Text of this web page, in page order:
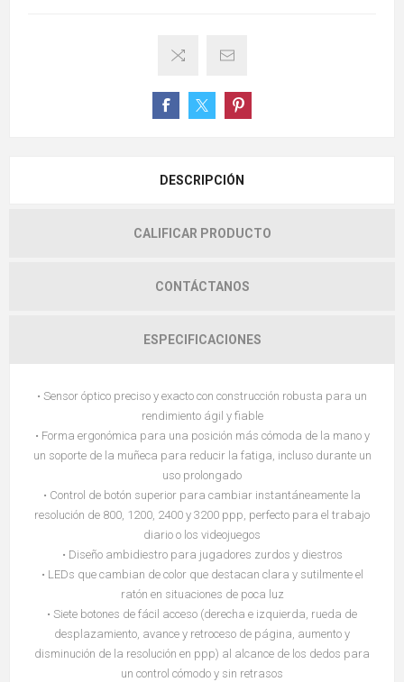
DESCRIPCIÓN
CALIFICAR PRODUCTO
CONTÁCTANOS
ESPECIFICACIONES
• Sensor óptico preciso y exacto con construcción robusta para un
rendimiento ágil y fiable
• Forma ergonómica para una posición más cómoda de la mano y
un soporte de la muñeca para reducir la fatiga, incluso durante un
uso prolongado
• Control de botón superior para cambiar instantáneamente la
resolución de 800, 1200, 2400 y 3200 ppp, perfecto para el trabajo
diario o los videojuegos
• Diseño ambidiestro para jugadores zurdos y diestros
• LEDs que cambian de color que destacan clara y sutilmente el
ratón en situaciones de poca luz
• Siete botones de fácil acceso (derecha e izquierda, rueda de
desplazamiento, avance y retroceso de página, aumento y
disminución de la resolución en ppp) al alcance de los dedos para
un control cómodo y sin retrasos